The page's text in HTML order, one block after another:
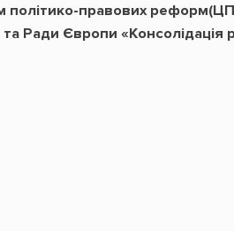
політико-правових
Ради Європи «Консолідація